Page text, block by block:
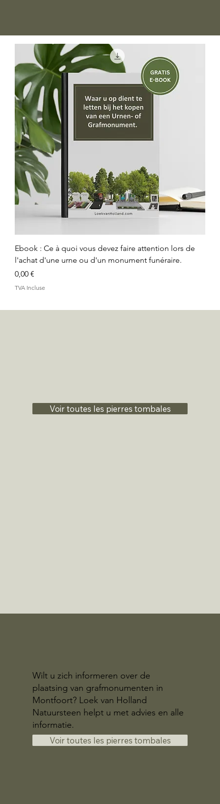
Ebook : Ce à quoi vous devez faire attention lors de
l'achat d'une urne ou d'un monument funéraire.
Prix
0,00 €
TVA Incluse
Voir toutes les pierres tombales
Wilt u zich informeren over de
plaatsing van grafmonumenten in
Montfoort? Loek van Holland
Natuursteen helpt u met advies en alle
informatie.
Voir toutes les pierres tombales